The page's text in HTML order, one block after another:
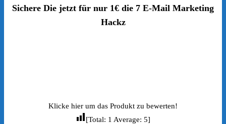
Sichere Die jetzt für nur 1€ die 7 E-Mail Marketing
Hackz
Klicke hier um das Produkt zu bewerten!
[Total: 1 Average: 5]